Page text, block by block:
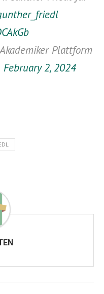
Plattform
February 2, 2024